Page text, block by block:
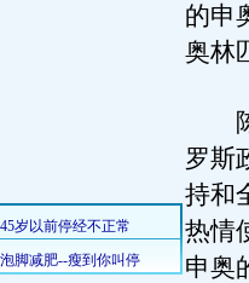
的申
奥林
陈
罗斯
持和
热情
申奥